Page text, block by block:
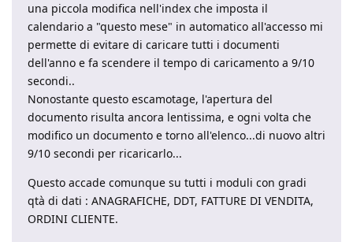
una piccola modifica nell'index che imposta il
calendario a "questo mese" in automatico all'accesso mi
permette di evitare di caricare tutti i documenti
dell'anno e fa scendere il tempo di caricamento a 9/10
secondi..
Nonostante questo escamotage, l'apertura del
documento risulta ancora lentissima, e ogni volta che
modifico un documento e torno all'elenco...di nuovo altri
9/10 secondi per ricaricarlo...
Questo accade comunque su tutti i moduli con gradi
qtà di dati : ANAGRAFICHE, DDT, FATTURE DI VENDITA,
ORDINI CLIENTE.